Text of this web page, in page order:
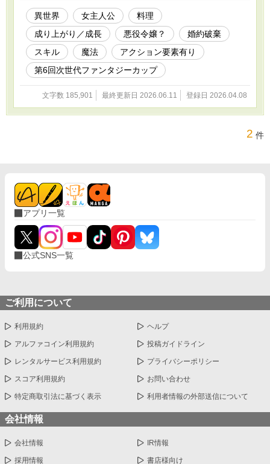
異世界 女主人公
料理
成り上がり／成長
悪役令嬢？
婚約破棄
スキル
魔法
アクション要素有り
第6回次世代ファンタジーカップ
文字数 185,901 最終更新日 2026.06.11 登録日 2026.04.08
2 件
アプリ一覧
公式SNS一覧
ご利用について
利用規約 ヘルプ
アルファコイン利用規約 投稿ガイドライン
レンタルサービス利用規約 プライバシーポリシー
スコア利用規約 お問い合わせ
特定商取引法に基づく表示 利用者情報の外部送信について
会社情報
会社情報 IR情報
採用情報 書店様向け